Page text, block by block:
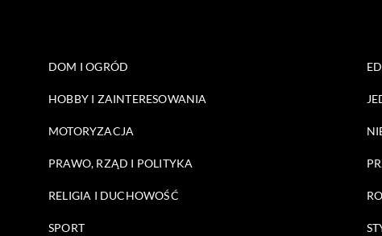
DOM I OGRÓD
HOBBY I ZAINTERESOWANIA
MOTORYZACJA
PRAWO, RZĄD I POLITYKA
RELIGIA I DUCHOWOŚĆ
SPORT